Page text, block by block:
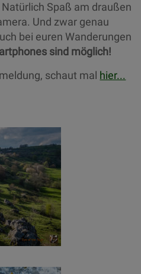
Spaß am draußen
Und zwar genau
bei euren Wanderungen
sind möglich!
schaut mal hier...